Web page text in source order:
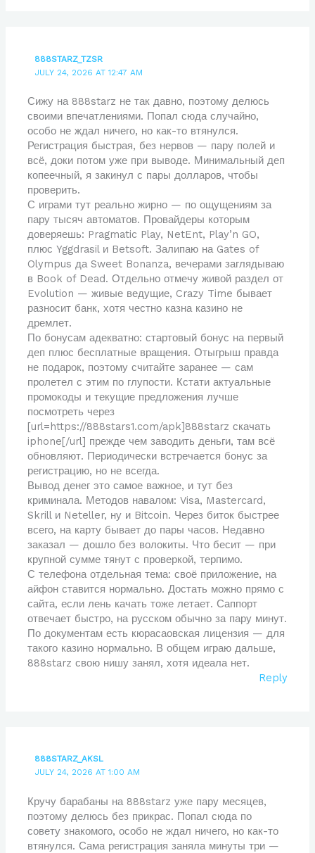
888STARZ_TZSR
JULY 24, 2026 AT 12:47 AM
Сижу на 888starz не так давно, поэтому делюсь
своими впечатлениями. Попал сюда случайно,
особо не ждал ничего, но как-то втянулся.
Регистрация быстрая, без нервов — пару полей и
всё, доки потом уже при выводе. Минимальный деп
копеечный, я закинул с пары долларов, чтобы
проверить.
С играми тут реально жирно — по ощущениям за
пару тысяч автоматов. Провайдеры которым
доверяешь: Pragmatic Play, NetEnt, Play’n GO,
плюс Yggdrasil и Betsoft. Залипаю на Gates of
Olympus да Sweet Bonanza, вечерами заглядываю
в Book of Dead. Отдельно отмечу живой раздел от
Evolution — живые ведущие, Crazy Time бывает
разносит банк, хотя честно казна казино не
дремлет.
По бонусам адекватно: стартовый бонус на первый
деп плюс бесплатные вращения. Отыгрыш правда
не подарок, поэтому считайте заранее — сам
пролетел с этим по глупости. Кстати актуальные
промокоды и текущие предложения лучше
посмотреть через
[url=https://888stars1.com/apk]888starz скачать
iphone[/url] прежде чем заводить деньги, там всё
обновляют. Периодически встречается бонус за
регистрацию, но не всегда.
Вывод денег это самое важное, и тут без
криминала. Методов навалом: Visa, Mastercard,
Skrill и Neteller, ну и Bitcoin. Через биток быстрее
всего, на карту бывает до пары часов. Недавно
заказал — дошло без волокиты. Что бесит — при
крупной сумме тянут с проверкой, терпимо.
С телефона отдельная тема: своё приложение, на
айфон ставится нормально. Достать можно прямо с
сайта, если лень качать тоже летает. Саппорт
отвечает быстро, на русском обычно за пару минут.
По документам есть кюрасаовская лицензия — для
такого казино нормально. В общем играю дальше,
888starz свою нишу занял, хотя идеала нет.
Reply
888STARZ_AKSL
JULY 24, 2026 AT 1:00 AM
Кручу барабаны на 888starz уже пару месяцев,
поэтому делюсь без прикрас. Попал сюда по
совету знакомого, особо не ждал ничего, но как-то
втянулся. Сама регистрация заняла минуты три —